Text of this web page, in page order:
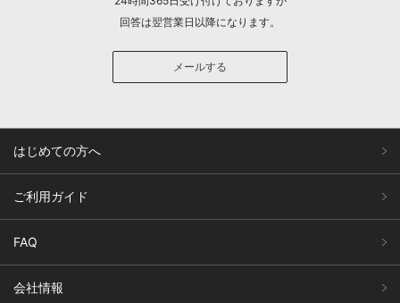
回答は翌営業日以降になります。
メールする
はじめての方へ
ご利用ガイド
FAQ
会社情報